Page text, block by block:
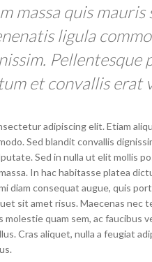
massa quis
ligula
Pellentesque
et convallis erat
adipiscing elit. Etiam
Sed blandit convallis
Sed in nulla ut elit mollis
In hac habitasse platea
diam consequat augue, quis
sit amet risus. Maecenas nec
quam sem, ac faucibus
Cras aliquet, nulla a feugiat